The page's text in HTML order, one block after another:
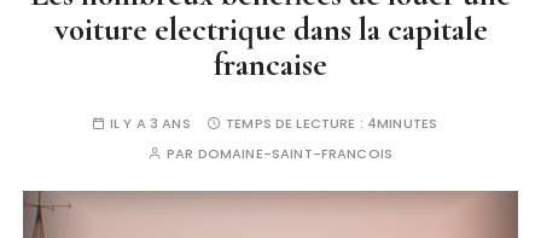
voiture electrique dans la capitale
francaise
IL Y A 3 ANS TEMPS DE LECTURE : 4MINUTES
PAR DOMAINE-SAINT-FRANCOIS